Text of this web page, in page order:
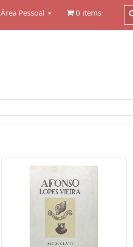
Área Pessoal 0 items